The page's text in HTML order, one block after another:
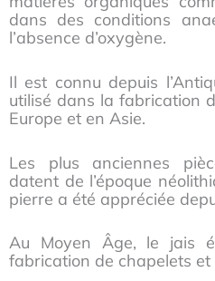
dans des conditions
l’absence d’oxygène.
Il est connu depuis
utilisé dans la fabrication
Europe et en Asie.
Les plus anciennes
datent de l’époque
pierre a été appréciée
Au Moyen Âge, le jais
fabrication de chapelets et